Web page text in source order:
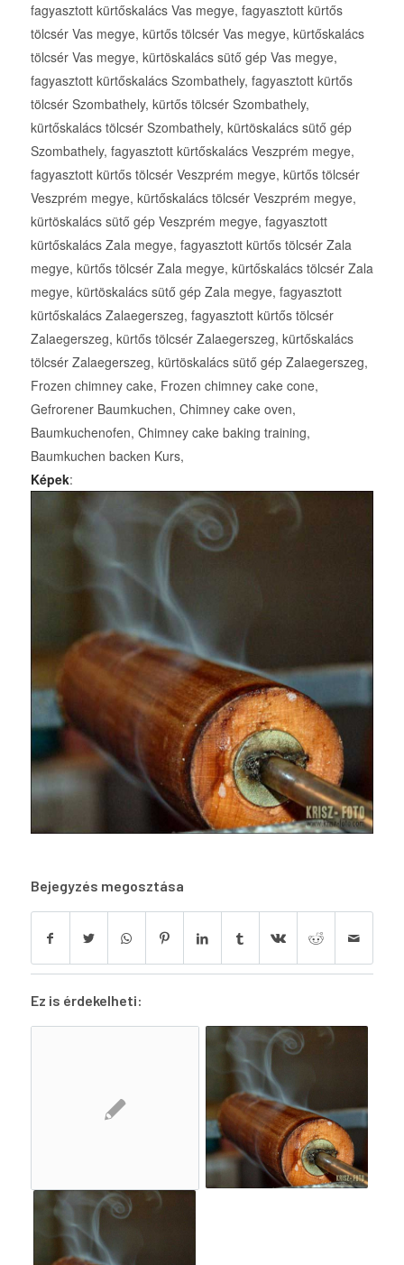
fagyasztott kürtőskalács Vas megye, fagyasztott kürtős
tölcsér Vas megye, kürtős tölcsér Vas megye, kürtőskalács
tölcsér Vas megye, kürtöskalács sütő gép Vas megye,
fagyasztott kürtőskalács Szombathely, fagyasztott kürtős
tölcsér Szombathely, kürtős tölcsér Szombathely,
kürtőskalács tölcsér Szombathely, kürtöskalács sütő gép
Szombathely, fagyasztott kürtőskalács Veszprém megye,
fagyasztott kürtős tölcsér Veszprém megye, kürtős tölcsér
Veszprém megye, kürtőskalács tölcsér Veszprém megye,
kürtöskalács sütő gép Veszprém megye, fagyasztott
kürtőskalács Zala megye, fagyasztott kürtős tölcsér Zala
megye, kürtős tölcsér Zala megye, kürtőskalács tölcsér Zala
megye, kürtöskalács sütő gép Zala megye, fagyasztott
kürtőskalács Zalaegerszeg, fagyasztott kürtős tölcsér
Zalaegerszeg, kürtős tölcsér Zalaegerszeg, kürtőskalács
tölcsér Zalaegerszeg, kürtöskalács sütő gép Zalaegerszeg,
Frozen chimney cake, Frozen chimney cake cone,
Gefrorener Baumkuchen, Chimney cake oven,
Baumkuchenofen, Chimney cake baking training,
Baumkuchen backen Kurs,
Képek:
Bejegyzés megosztása
Ez is érdekelheti: